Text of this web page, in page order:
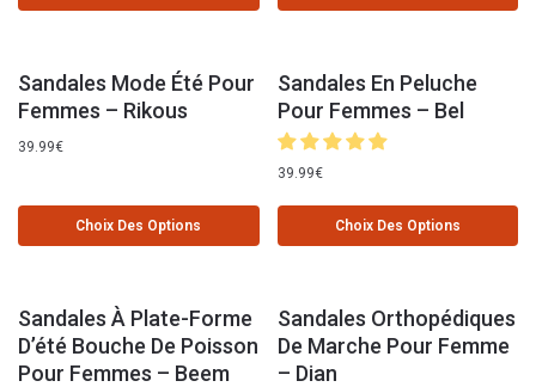
Sandales Mode Été Pour
Femmes – Rikous
39.99€
Choix Des Options
Sandales En Peluche
Pour Femmes – Bel
39.99€
Choix Des Options
Sandales À Plate-Forme
D’été Bouche De Poisson
Pour Femmes – Beem
Sandales Orthopédiques
De Marche Pour Femme
– Dian